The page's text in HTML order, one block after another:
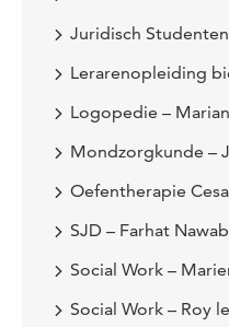
Juridisch
Lerarenopleiding
Logopedie –
Mondzorgkunde –
Oefentherapie
SJD – Farhat
Social Work –
Social Work – Roy